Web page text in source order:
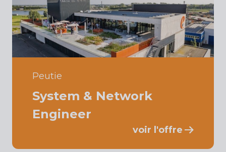
Peutie
System & Network
Engineer
voir l'offre